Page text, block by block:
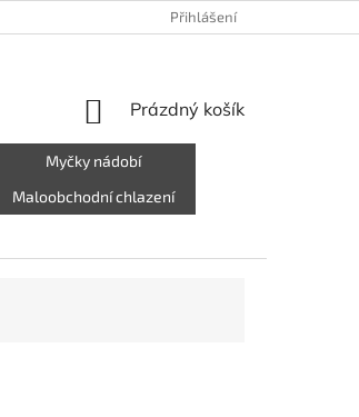
VRÁCENÍ ZBOŽÍ,
Přihlášení
NÁKUPNÍ
Prázdný košík
Myčky nádobí
Maloobchodní chlazení